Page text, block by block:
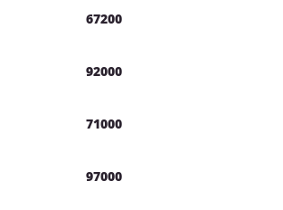
67200
92000
71000
97000